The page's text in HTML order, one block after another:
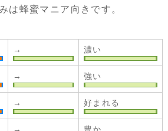
は蜂蜜マニア向きです。
→ 濃い
→ 強い
→ 好まれる